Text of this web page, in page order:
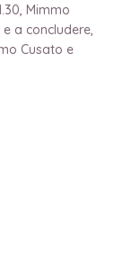
Mimmo
a concludere,
Cusato e